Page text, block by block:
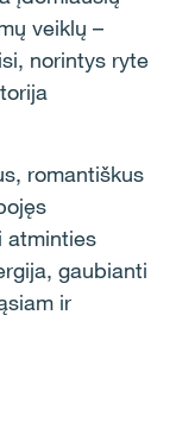
veiklų –
norintys ryte
romantiškus
atminties
gaubianti
ir